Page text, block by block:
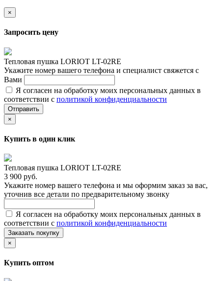
×
Запросить цену
Тепловая пушка LORIOT LT-02RE
Укажите номер вашего телефона и специалист свяжется с
Вами
Я согласен на обработку моих персональных данных в
соответствии с политикой конфиденциальности
Отправить
×
Купить в один клик
Тепловая пушка LORIOT LT-02RE
3 900 руб.
Укажите номер вашего телефона и мы оформим заказ за вас,
уточнив все детали по предварительному звонку
Я согласен на обработку моих персональных данных в
соответствии с политикой конфиденциальности
Заказать покупку
×
Купить оптом